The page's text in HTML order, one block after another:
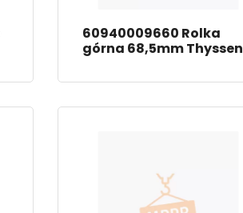
60940009660 Rolka
górna 68,5mm Thyssen